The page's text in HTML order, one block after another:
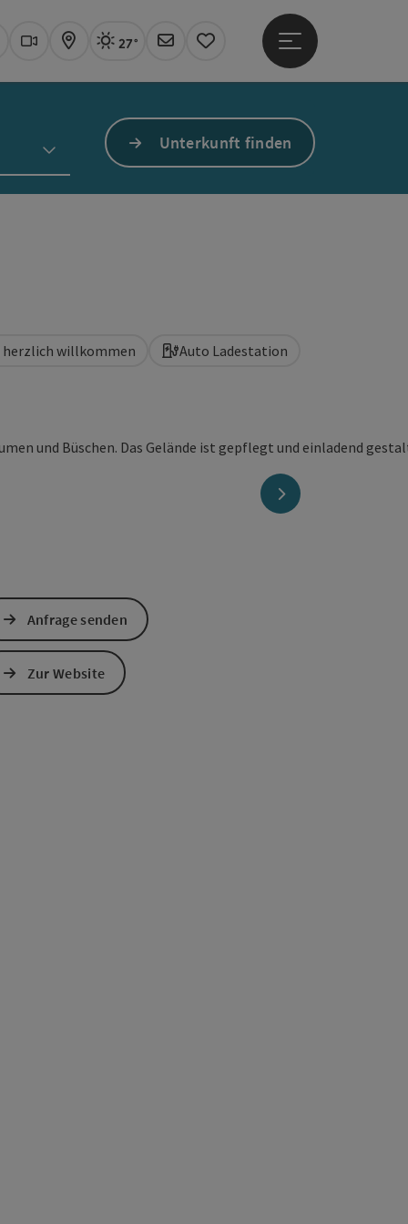
Webcams
KarteAktuelles Wetter Linz, sonnig
27°
Newsletter
Merkzettel
Hauptmenü öffnen
Unterkunft finden
nächstes Element
herzlich willkommen Auto Ladestation
öffnenöffnen
Anfrage senden
Zur Website